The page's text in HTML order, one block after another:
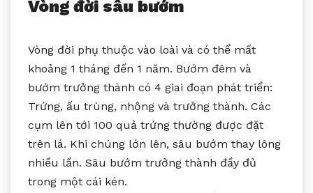
Vòng đời sâu bướm
Vòng đời phụ thuộc vào loài và có thể mất
khoảng 1 tháng đến 1 năm. Bướm đêm và
bướm trưởng thành có 4 giai đoạn phát triển:
Trứng, ấu trùng, nhộng và trưởng thành. Các
cụm lên tới 100 quả trứng thường được đặt
trên lá. Khi chúng lớn lên, sâu bướm thay lông
nhiều lần. Sâu bướm trưởng thành đầy đủ
trong một cái kén.